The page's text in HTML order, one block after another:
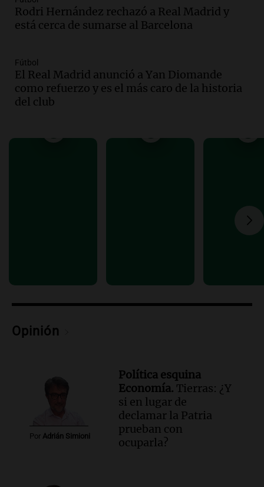
Panorama Federal
Episodios
Ahora país
Episodios
detuvieron a su esposo
temporal de nieve en la alta montaña
Episodios
Rodri Hernández rechazó a Real Madrid y
está cerca de sumarse al Barcelona
Fútbol
El Real Madrid anunció a Yan Diomande
como refuerzo y es el más caro de la historia
del club
Opinión
Por Adrián Simioni
Política esquina
Economía. Tierras: ¿Y
si en lugar de
declamar la Patria
prueban con
ocuparla?